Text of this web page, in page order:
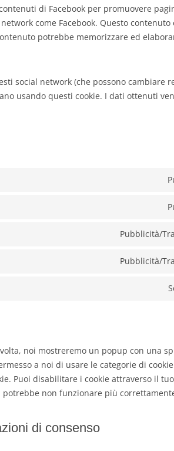
di Facebook per promuovere
come Facebook. Questo
potrebbe memorizzare ed
social network (che possono cambiare
usando questi cookie. I dati ottenuti
Pubblicità/
Pubblicità/
noi mostreremo un popup con una
a noi di usare le categorie di
Puoi disabilitare i cookie attraverso il
non funzionare più
di consenso